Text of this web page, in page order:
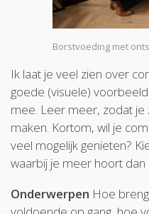
Borstvoeding met
Ik laat je veel zien over
goede (visuele)
mee. Leer meer, zodat
maken. Kortom, wil je
veel mogelijk genieten?
waarbij je meer hoort dan
Onderwerpen Hoe